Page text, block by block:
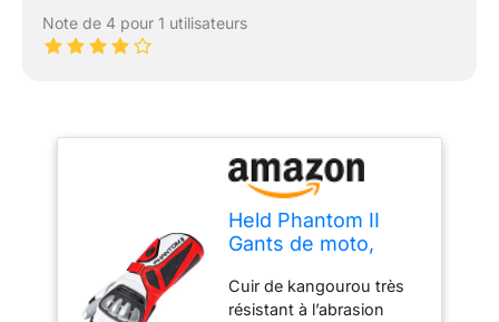
Note de 4 pour 1 utilisateurs
Held Phantom II
Gants de moto,
Cuir de kangourou très
résistant à l’abrasion